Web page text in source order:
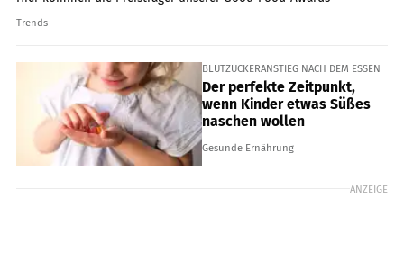
Trends
BLUTZUCKERANSTIEG NACH DEM ESSEN
Der perfekte Zeitpunkt,
wenn Kinder etwas Süßes
naschen wollen
Gesunde Ernährung
ANZEIGE